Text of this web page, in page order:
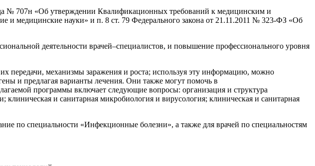
№ 707н «Об утверждении Квалификационных требований к медицинским и
и медицинские науки» и п. 8 ст. 79 Федерального закона от 21.11.2011 № 323-ФЗ «Об
деятельности врачей–специалистов, и повышение профессионального уровня
передачи, механизмы заражения и роста; используя эту информацию, можно
и предлагая варианты лечения. Они также могут помочь в
программы включает следующие вопросы: организация и структура
и санитарная микробиология и вирусология; клиническая и санитарная
по специальности «Инфекционные болезни», а также для врачей по специальностям